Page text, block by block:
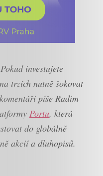
investujete
trzích nutně šokovat
píše Radim
Portu, která
do globálně
akcií a dluhopisů.